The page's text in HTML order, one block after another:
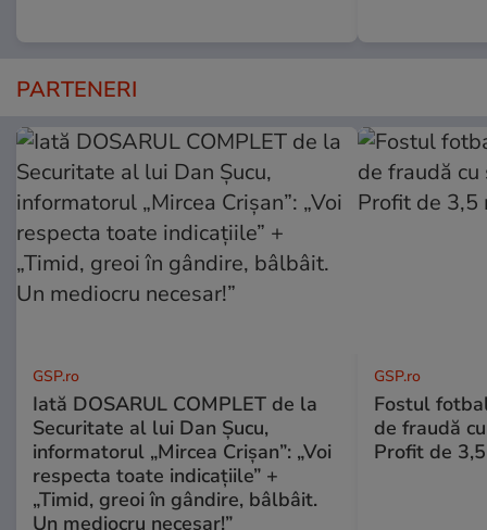
PARTENERI
GSP.ro
Iată DOSARUL COMPLET de la
Securitate al lui Dan Șucu,
informatorul „Mircea Crișan”: „Voi
respecta toate indicațiile” +
„Timid, greoi în gândire, bâlbâit.
Un mediocru necesar!”
GSP.ro
Fostul
de fraudă
Profit de